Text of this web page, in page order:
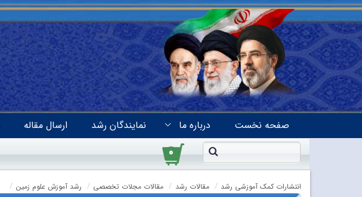
صفحه نخست درباره ما نمایندگان رشد ارسال مقاله
۰
انتشارات کمک آموزشی رشد مقالات رشد مقالات مجلات تخصصی رشد آموزش علوم زمین